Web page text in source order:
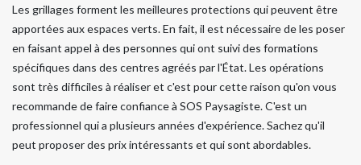
Les grillages forment les meilleures protections qui peuvent être
apportées aux espaces verts. En fait, il est nécessaire de les poser
en faisant appel à des personnes qui ont suivi des formations
spécifiques dans des centres agréés par l'État. Les opérations
sont très difficiles à réaliser et c'est pour cette raison qu'on vous
recommande de faire confiance à SOS Paysagiste. C'est un
professionnel qui a plusieurs années d'expérience. Sachez qu'il
peut proposer des prix intéressants et qui sont abordables.